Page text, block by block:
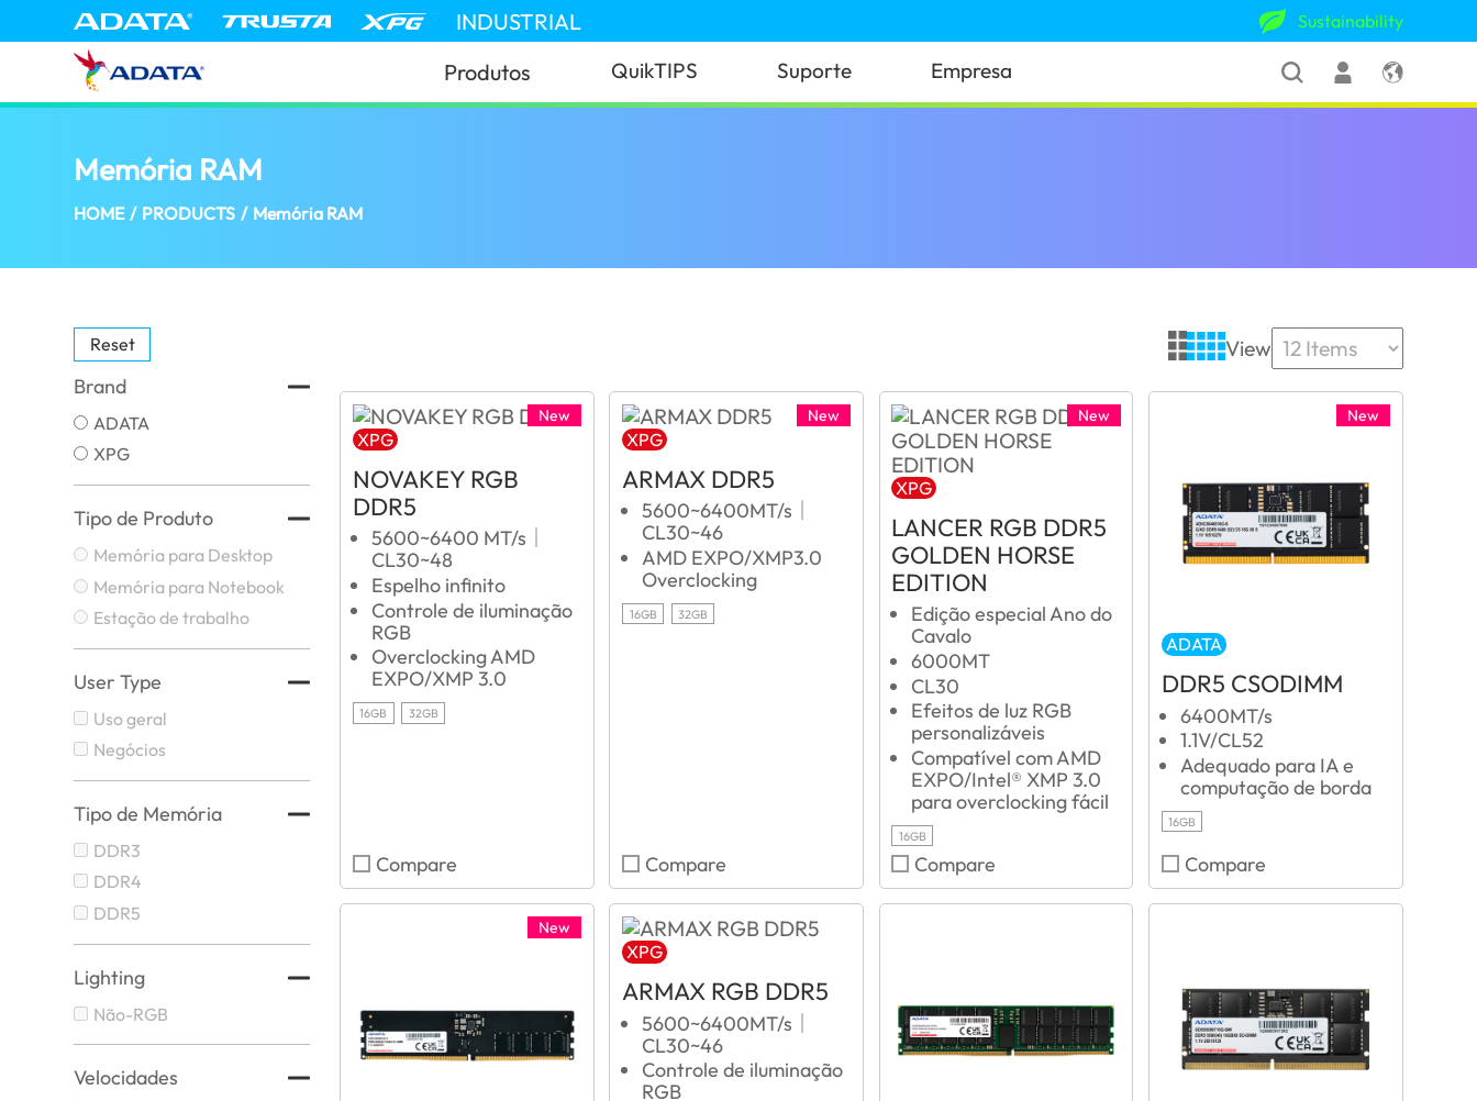
INDUSTRIAL Sustainability
Produtos QuikTIPS Suporte Empresa
Memória RAM
HOME / PRODUCTS / Memória RAM
Reset
Brand
ADATA
XPG
Tipo de Produto
Memória para Desktop
Memória para Notebook
Estação de trabalho
User Type
Uso geral
Negócios
Tipo de Memória
DDR3
DDR4
DDR5
Lighting
Não-RGB
Velocidades
View
New
XPG
NOVAKEY RGB
DDR5
5600~6400 MT/s｜
CL30~48
Espelho infinito
Controle de iluminação
RGB
Overclocking AMD
EXPO/XMP 3.0
16GB 32GB
Compare
New
XPG
ARMAX DDR5
5600~6400MT/s｜
CL30~46
AMD EXPO/XMP3.0
Overclocking
16GB 32GB
Compare
New
XPG
LANCER RGB DDR5
GOLDEN HORSE
EDITION
Edição especial Ano do
Cavalo
6000MT
CL30
Efeitos de luz RGB
personalizáveis
Compatível com AMD
EXPO/Intel® XMP 3.0
para overclocking fácil
16GB
Compare
New
ADATA
DDR5 CSODIMM
6400MT/s
1.1V/CL52
Adequado para IA e
computação de borda
16GB
Compare
New
XPG
ARMAX RGB DDR5
5600~6400MT/s｜
CL30~46
Controle de iluminação
RGB